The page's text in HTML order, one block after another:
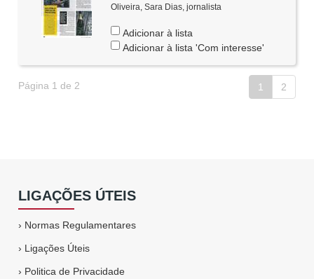
Oliveira, Sara Dias, jornalista
Adicionar à lista
Adicionar à lista 'Com interesse'
Página 1 de 2 1 2
LIGAÇÕES ÚTEIS
› Normas Regulamentares
› Ligações Úteis
› Politica de Privacidade